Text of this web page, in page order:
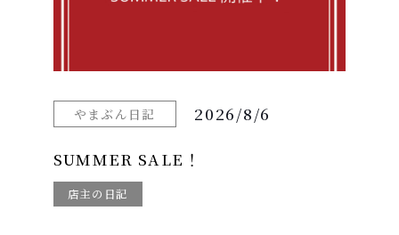
やまぶん日記 2026/8/6
SUMMER SALE！
店主の日記